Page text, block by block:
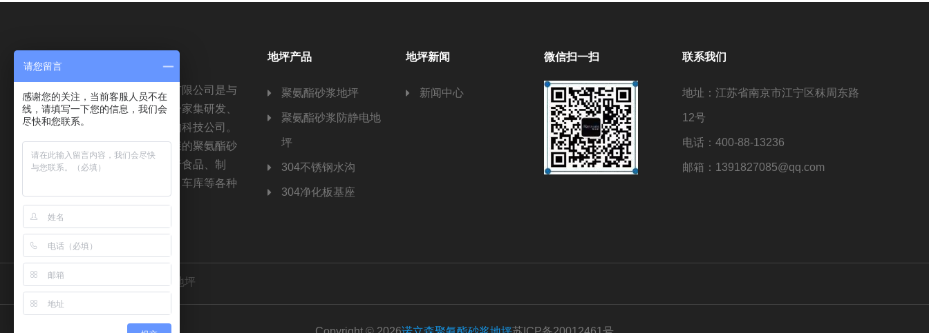
江苏诺立森新材料科技有限公司是与
德国诺立森共同设立的一家集研发、
生产与配套服务于一体的科技公司。
公司全面引进德国诺立森的聚氨酯砂
浆地坪材料，广泛应用于食品、制
药、化工、烟草、仓储、车库等各种
地坪产品
聚氨酯砂浆地坪
聚氨酯砂浆防静电地
坪
304不锈钢水沟
304净化板基座
地坪新闻
新闻中心
微信扫一扫 联系我们
地址：江苏省南京市江宁区秣周东路
12号
电话：400-88-13236
邮箱：1391827085@qq.com
友情连接： 聚氨酯砂浆地坪
请您留言
感谢您的关注，当前客服人员不在
线，请填写一下您的信息，我们会
尽快和您联系。